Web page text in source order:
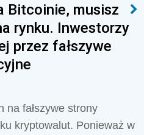
Bitcoinie, musisz
rynku. Inwestorzy
przez fałszywe
na fałszywe strony
kryptowalut. Ponieważ w